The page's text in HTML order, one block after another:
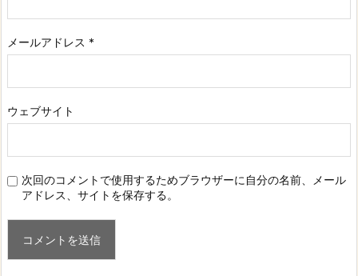
メールアドレス *
ウェブサイト
次回のコメントで使用するためブラウザーに自分の名前、メール
アドレス、サイトを保存する。